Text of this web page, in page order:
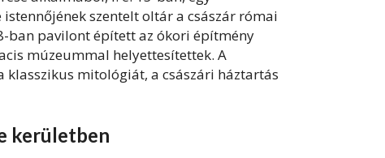
szentelt oltár a császár római
ban pavilont épített az ókori építmény
múzeummal helyettesítettek. A
mitológiát, a császári háztartás
kerületben